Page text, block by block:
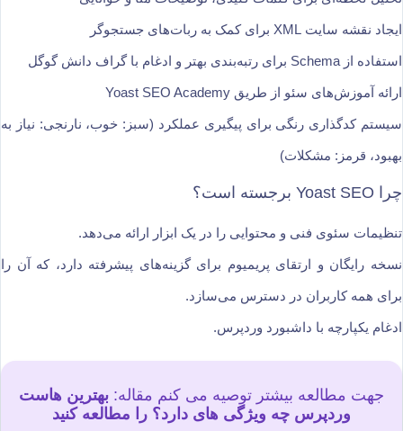
ایجاد نقشه سایت XML برای کمک به ربات‌های جستجوگر
استفاده از Schema برای رتبه‌بندی بهتر و ادغام با گراف دانش گوگل
ارائه آموزش‌های سئو از طریق Yoast SEO Academy
سیستم کدگذاری رنگی برای پیگیری عملکرد (سبز: خوب، نارنجی: نیاز به
بهبود، قرمز: مشکلات)
چرا Yoast SEO برجسته است؟
تنظیمات سئوی فنی و محتوایی را در یک ابزار ارائه می‌دهد.
نسخه رایگان و ارتقای پریمیوم برای گزینه‌های پیشرفته دارد، که آن را
برای همه کاربران در دسترس می‌سازد.
ادغام یکپارچه با داشبورد وردپرس.
جهت مطالعه بیشتر توصیه می کنم مقاله: بهترین هاست
وردپرس چه ویژگی های دارد؟ را مطالعه کنید